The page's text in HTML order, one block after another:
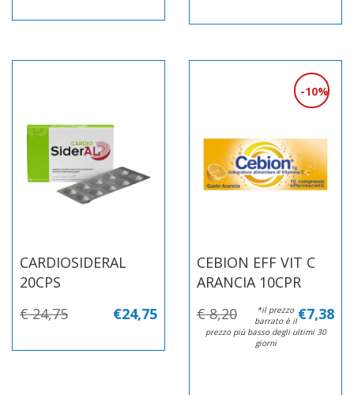
CARDIOSIDERAL
20CPS
€24,75
€ 24,75
CEBION EFF VIT C
ARANCIA 10CPR
10%
€ 8,20 €7,38
*il prezzo
barrato è il
prezzo più basso degli ultimi 30
giorni